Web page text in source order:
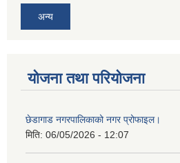
अन्य
योजना तथा परियोजना
छेडागाड नगरपालिकाको नगर प्रोफाइल।
मिति: 06/05/2026 - 12:07